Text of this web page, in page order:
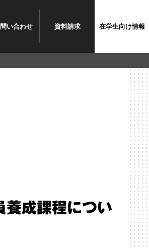
い合わせ 資料請求 在学生向け情報
養成課程につい